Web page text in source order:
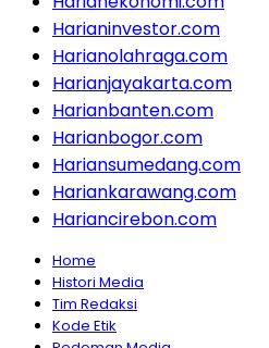
Harianinvestor.com
Harianolahraga.com
Harianjayakarta.com
Harianbanten.com
Harianbogor.com
Hariansumedang.com
Hariankarawang.com
Hariancirebon.com
Home
Histori Media
Tim Redaksi
Kode Etik